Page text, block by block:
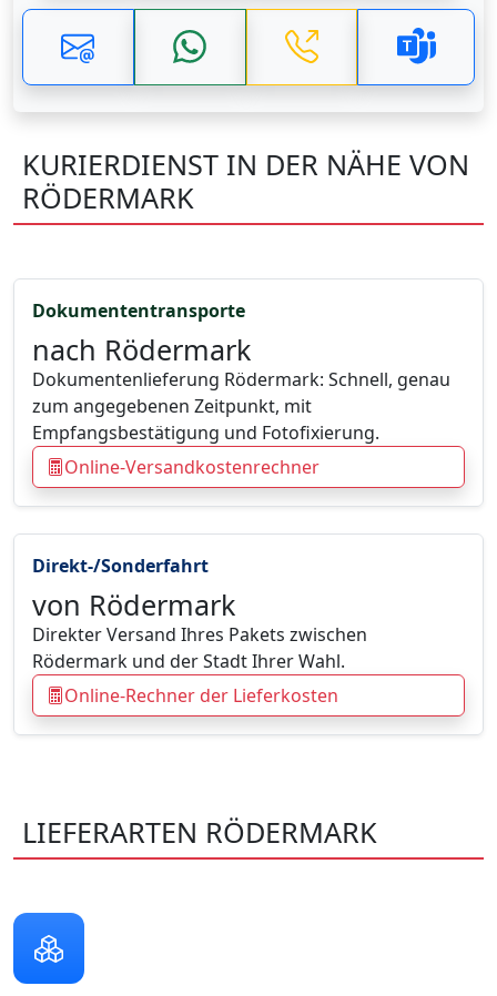
KURIERDIENST IN DER NÄHE VON
RÖDERMARK
Direkt-/Sonderfahrt
von Rödermark
Direkter Versand Ihres Pakets zwischen
Rödermark und der Stadt Ihrer Wahl.
Online-Rechner der Lieferkosten
Dokumententransporte
nach Rödermark
Dokumentenlieferung Rödermark: Schnell, genau
zum angegebenen Zeitpunkt, mit
Empfangsbestätigung und Fotofixierung.
Online-Versandkostenrechner
LIEFERARTEN RÖDERMARK